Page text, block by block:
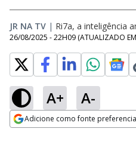
JR NA TV | Ri7a, a inteligência
26/08/2025 - 22H09 (ATUALIZADO EM
A+ A-
Adicione como fonte